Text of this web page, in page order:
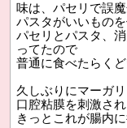
味は、パセリで誤
パスタがいいもの
パセリとパスタ、
ってたので
普通に食べたらく
久しぶりにマーガ
口腔粘膜を刺激さ
きっとこれが腸内